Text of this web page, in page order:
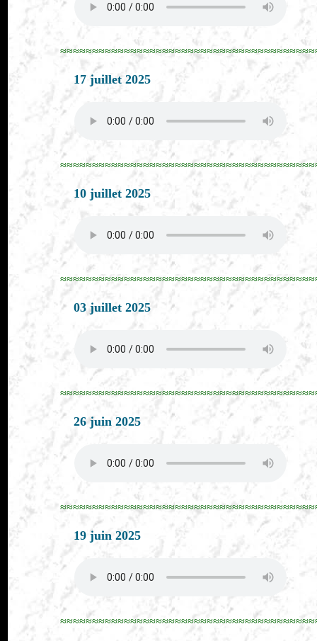
17 juillet 2025
10 juillet 2025
03 juillet 2025
26 juin 2025
19 juin 2025